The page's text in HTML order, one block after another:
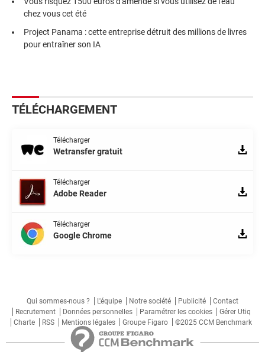
chez vous cet été
Project Panama : cette entreprise détruit des millions de livres
pour entraîner son IA
TÉLÉCHARGEMENT
Télécharger
Wetransfer gratuit
Télécharger
Adobe Reader
Télécharger
Google Chrome
Qui sommes-nous ? L'équipe Notre société Publicité
Contact
Recrutement
Données personnelles Paramétrer les cookies
Gérer Utiq
Charte
RSS Mentions légales Groupe Figaro ©2025 CCM Benchmark